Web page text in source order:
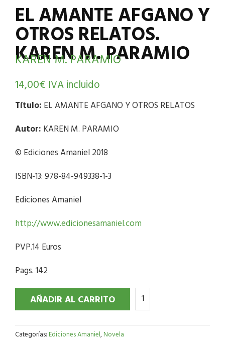
EL AMANTE AFGANO Y
OTROS RELATOS.
KAREN M. PARAMIO
KAREN M. PARAMIO
14,00€ IVA incluido
Título: EL AMANTE AFGANO Y OTROS RELATOS
Autor: KAREN M. PARAMIO
© Ediciones Amaniel 2018
ISBN-13: 978-84-949338-1-3
Ediciones Amaniel
http://www.edicionesamaniel.com
PVP.14 Euros
Pags. 142
AÑADIR AL CARRITO
Categorías:Ediciones Amaniel,Novela